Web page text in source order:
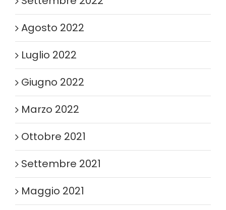
Agosto 2022
Luglio 2022
Giugno 2022
Marzo 2022
Ottobre 2021
Settembre 2021
Maggio 2021